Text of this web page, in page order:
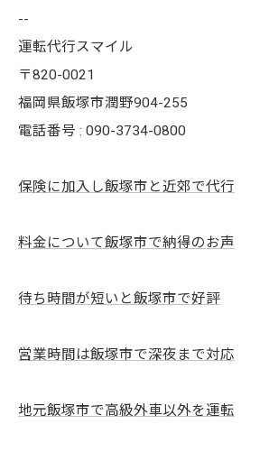
--
運転代行スマイル
〒820-0021
福岡県飯塚市潤野904-255
電話番号 : 090-3734-0800
保険に加入し飯塚市と近郊で代行
料金について飯塚市で納得のお声
待ち時間が短いと飯塚市で好評
営業時間は飯塚市で深夜まで対応
地元飯塚市で高級外車以外を運転